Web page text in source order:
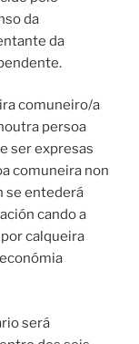
da
da
comuneiro/a
persoa
ser expresas
comuneira non
se entederá
cando a
calqueira
será